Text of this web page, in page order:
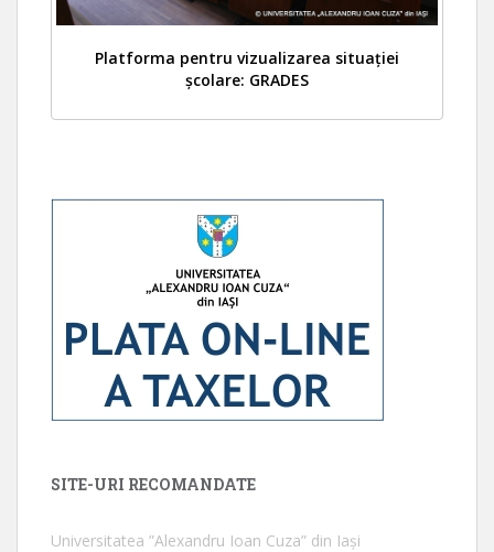
Platforma pentru vizualizarea situației
școlare: GRADES
SITE-URI RECOMANDATE
Universitatea ”Alexandru Ioan Cuza” din Iaşi